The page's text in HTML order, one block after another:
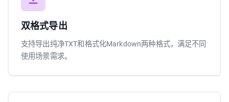
双格式导出
支持导出纯净TXT和格式化Markdown两种格式，满足不同
使用场景需求。